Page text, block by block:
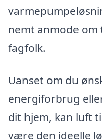
nemt anmode
fagfolk.
Uanset om du
energiforbrug
dit hjem, kan luft
være den ideelle